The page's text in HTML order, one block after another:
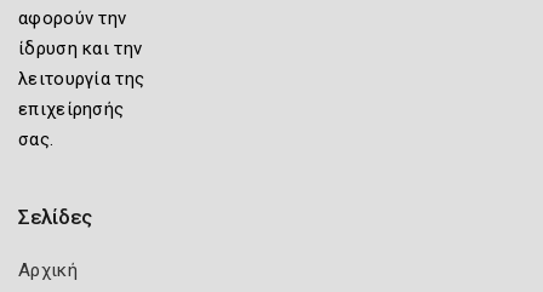
αφορούν την
ίδρυση και την
λειτουργία της
επιχείρησής
σας.
Σελίδες
Αρχική